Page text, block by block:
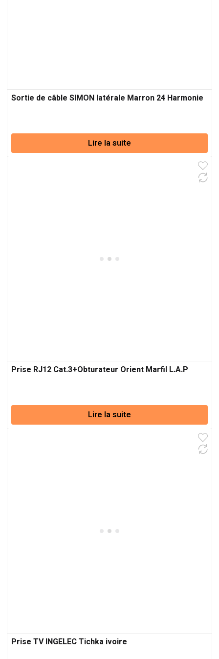
Sortie de câble SIMON latérale Marron 24 Harmonie
Lire la suite
Prise RJ12 Cat.3+Obturateur Orient Marfil L.A.P
Lire la suite
Prise TV INGELEC Tichka ivoire